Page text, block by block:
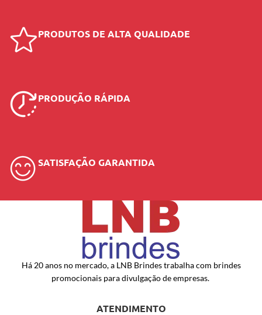
PRODUTOS DE ALTA QUALIDADE
PRODUÇÃO RÁPIDA
SATISFAÇÃO GARANTIDA
Há 20 anos no mercado, a LNB Brindes trabalha com brindes
promocionais para divulgação de empresas.
ATENDIMENTO